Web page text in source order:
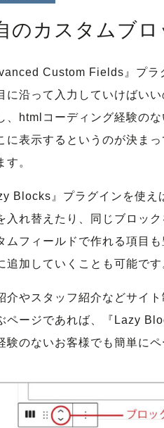
のカスタムブロ
Custom Fields』プ
に沿って入力していけばい
、htmlコーディング経験の
に表示するというのが決ま
す。
Blocks』プラグインを使
入れ替えたり、同じブロッ
ムフィールドで作れる項目
追加していくことも可能です
介やスタッフ紹介などサイ
ページであれば、『Lazy
験のないお客様でも簡単に